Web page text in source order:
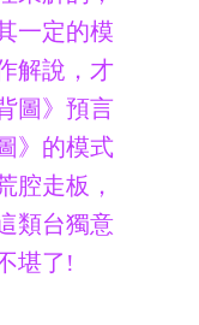
一定的模
解說，才
圖》預言
》的模式
腔走板，
類台獨意
堪了!